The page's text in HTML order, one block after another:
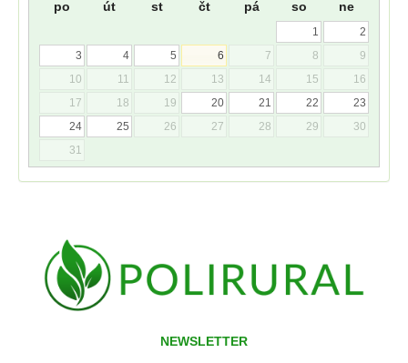
po út st čt pá so ne
1
2
3
4 5 6 7 8
9
10
11 12 13 14 15
16
17
18 19 20 21 22
23
24
25 26 27 28 29
30
31
NEWSLETTER